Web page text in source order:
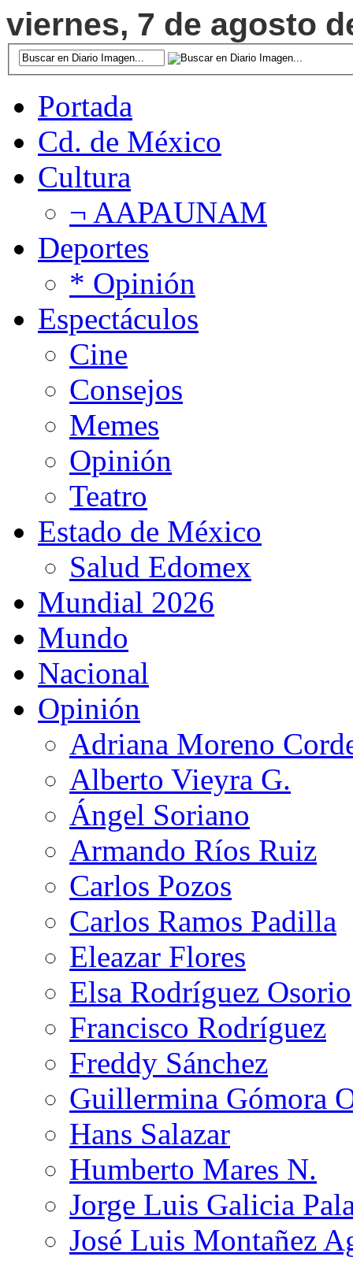
viernes, 7 de agosto
Portada
Cd. de México
Cultura
¬ AAPAUNAM
Deportes
* Opinión
Espectáculos
Cine
Consejos
Memes
Opinión
Teatro
Estado de México
Salud Edomex
Mundial 2026
Mundo
Nacional
Opinión
Adriana Moreno
Alberto Vieyra G.
Ángel Soriano
Armando Ríos Ruiz
Carlos Pozos
Carlos Ramos Padilla
Eleazar Flores
Elsa Rodríguez Osorio
Francisco Rodríguez
Freddy Sánchez
Guillermina Gómora
Hans Salazar
Humberto Mares N.
Jorge Luis Galicia
José Luis Montañez